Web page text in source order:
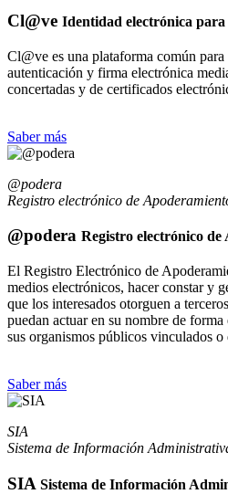
Cl@ve Identidad electrónica
Cl@ve es una plataforma común
autenticación y firma electrónica
concertadas y de certificados
Saber más
@podera
Registro electrónico de
@podera Registro electrónico de
El Registro Electrónico de
medios electrónicos, hacer constar y
que los interesados otorguen a
puedan actuar en su nombre de
sus organismos públicos vinculados o
Saber más
SIA
Sistema de Información
SIA Sistema de Información